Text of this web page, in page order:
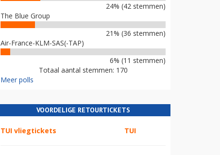
24% (42 stemmen)
The Blue Group
21% (36 stemmen)
Air-France-KLM-SAS(-TAP)
6% (11 stemmen)
Totaal aantal stemmen: 170
Meer polls
VOORDELIGE RETOURTICKETS
TUI vliegtickets TUI